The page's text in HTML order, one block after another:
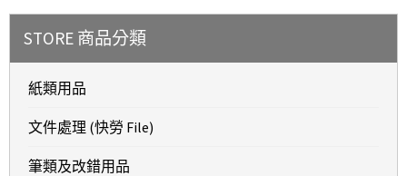
STORE 商品分類
紙類用品
文件處理 (快勞 File)
筆類及改錯用品